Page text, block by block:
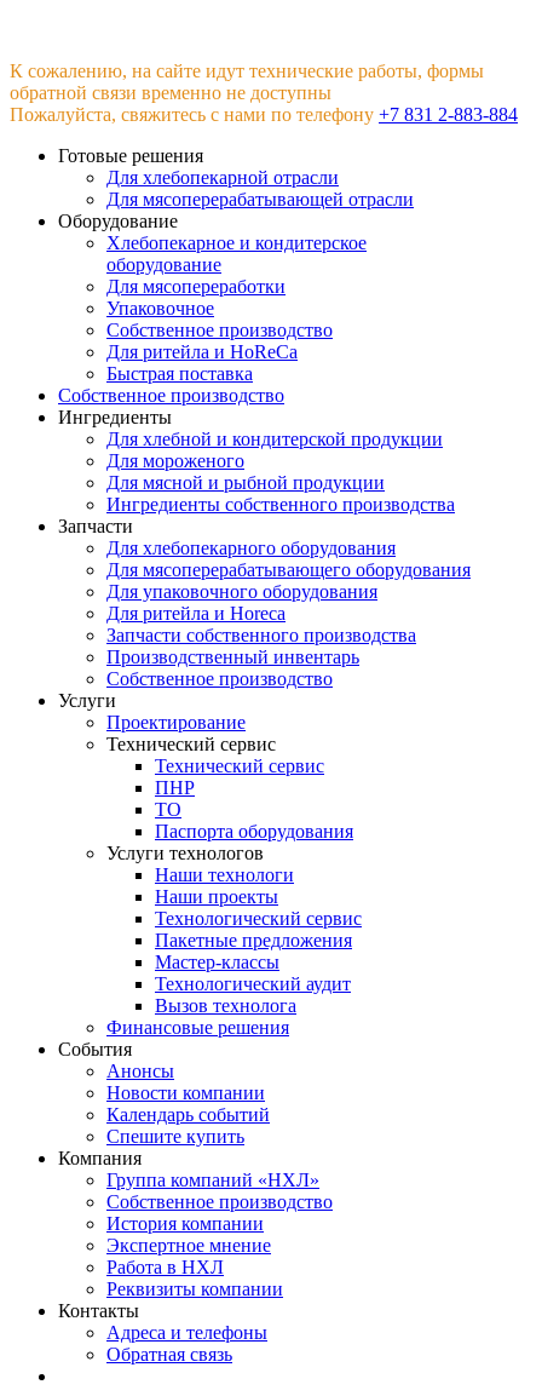
К сожалению, на сайте идут технические работы, формы
обратной связи временно не доступны
Пожалуйста, свяжитесь с нами по телефону +7 831 2-883-884
Готовые решения
Для хлебопекарной отрасли
Для мясоперерабатывающей отрасли
Оборудование
Хлебопекарное и кондитерское
оборудование
Для мясопереработки
Упаковочное
Собственное производство
Для ритейла и HoReCa
Быстрая поставка
Собственное производство
Ингредиенты
Для хлебной и кондитерской продукции
Для мороженого
Для мясной и рыбной продукции
Ингредиенты собственного производства
Запчасти
Для хлебопекарного оборудования
Для мясоперерабатывающего оборудования
Для упаковочного оборудования
Для ритейла и Horeca
Запчасти собственного производства
Производственный инвентарь
Собственное производство
Услуги
Проектирование
Технический сервис
Технический сервис
ПНР
ТО
Паспорта оборудования
Услуги технологов
Наши технологи
Наши проекты
Технологический сервис
Пакетные предложения
Мастер-классы
Технологический аудит
Вызов технолога
Финансовые решения
События
Анонсы
Новости компании
Календарь событий
Спешите купить
Компания
Группа компаний «НХЛ»
Собственное производство
История компании
Экспертное мнение
Работа в НХЛ
Реквизиты компании
Контакты
Адреса и телефоны
Обратная связь